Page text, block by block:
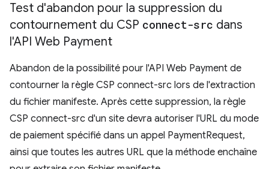
Test d'abandon pour la suppression du
contournement du CSP connect-src dans
l'API Web Payment
Abandon de la possibilité pour l'API Web Payment de
contourner la règle CSP connect-src lors de l'extraction
du fichier manifeste. Après cette suppression, la règle
CSP connect-src d'un site devra autoriser l'URL du mode
de paiement spécifié dans un appel PaymentRequest,
ainsi que toutes les autres URL que la méthode enchaîne